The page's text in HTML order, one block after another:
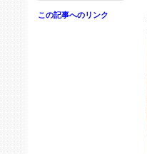
この記事へのリンク